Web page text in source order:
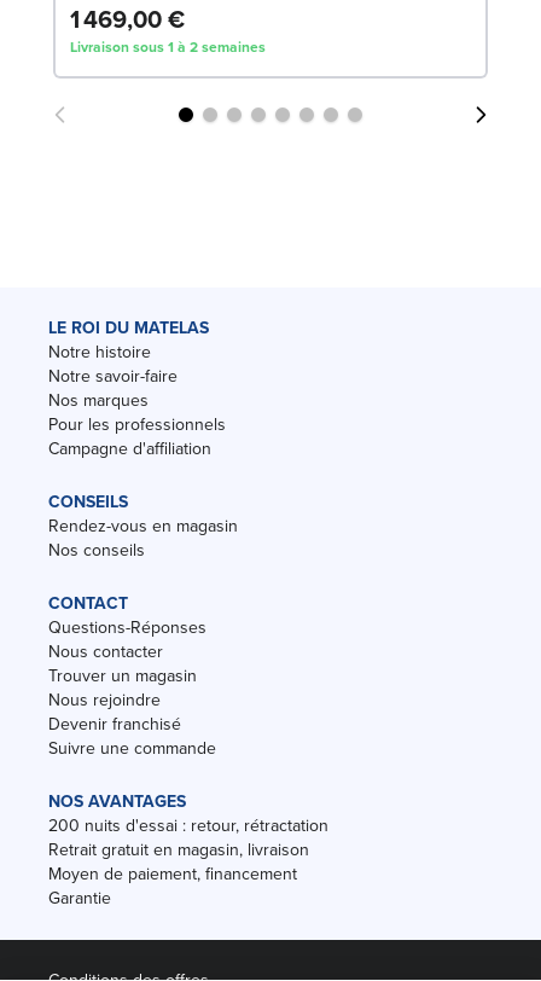
1 469,00 €
Livraison sous 1 à 2 semaines
LE ROI DU MATELAS
Notre histoire
Notre savoir-faire
Nos marques
Pour les professionnels
Campagne d'affiliation
CONSEILS
Rendez-vous en magasin
Nos conseils
CONTACT
Questions-Réponses
Nous contacter
Trouver un magasin
Nous rejoindre
Devenir franchisé
Suivre une commande
NOS AVANTAGES
200 nuits d'essai : retour, rétractation
Retrait gratuit en magasin, livraison
Moyen de paiement, financement
Garantie